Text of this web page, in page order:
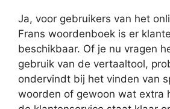
Ja, voor gebruikers van het
Frans woordenboek is er
beschikbaar. Of je nu vragen
gebruik van de vertaaltool,
ondervindt bij het vinden van
woorden of gewoon wat extra